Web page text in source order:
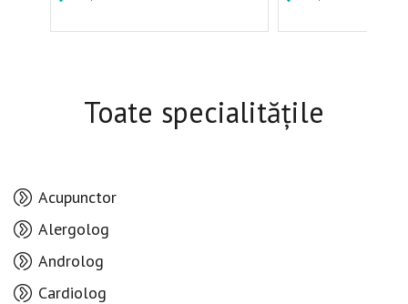
Toate specialitățile
Acupunctor
Alergolog
Androlog
Cardiolog